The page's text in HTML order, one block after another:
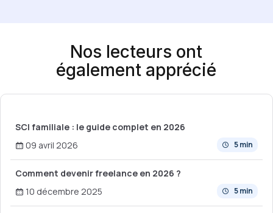
Nos lecteurs ont
également apprécié
SCI familiale : le guide complet en 2026
5 min
09 avril 2026
Comment devenir freelance en 2026 ?
5 min
10 décembre 2025